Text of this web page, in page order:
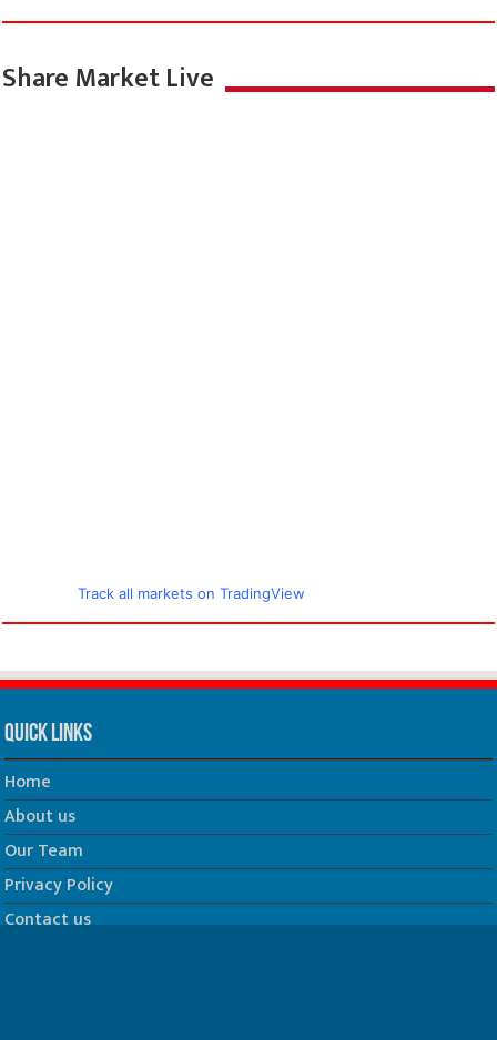
Share Market Live
Track all markets on TradingView
Quick Links
Home
About us
Our Team
Privacy Policy
Contact us